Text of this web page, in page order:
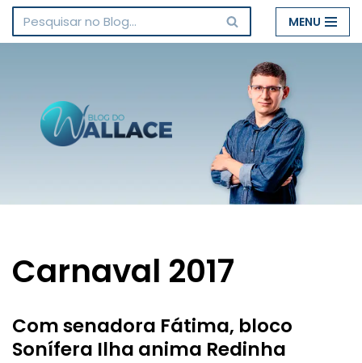
Pular
conteúdo
MENU
Carnaval 2017
Com senadora Fátima, bloco
Sonífera Ilha anima Redinha